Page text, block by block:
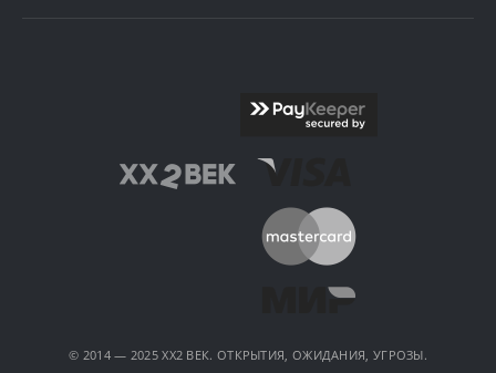
© 2014 — 2025 XX2 ВЕК. ОТКРЫТИЯ, ОЖИДАНИЯ, УГРОЗЫ.